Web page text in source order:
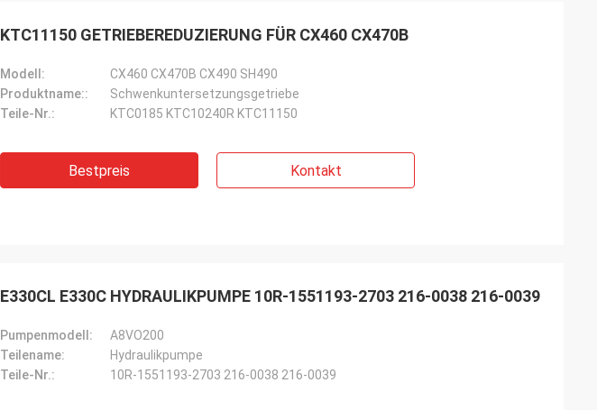
KTC11150 GETRIEBEREDUZIERUNG FÜR CX460 CX470B
Modell:
CX460 CX470B CX490 SH490
Produktname::
Schwenkuntersetzungsgetriebe
Teile-Nr.:
KTC0185 KTC10240R KTC11150
Bestpreis Kontakt
E330CL E330C HYDRAULIKPUMPE 10R-1551193-2703 216-0038 216-0039
Pumpenmodell:
A8VO200
Teilename:
Hydraulikpumpe
Teile-Nr.:
10R-1551193-2703 216-0038 216-0039